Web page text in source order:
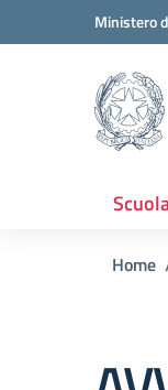
Vai ai contenuti
Vai al menu diMinistero
Home